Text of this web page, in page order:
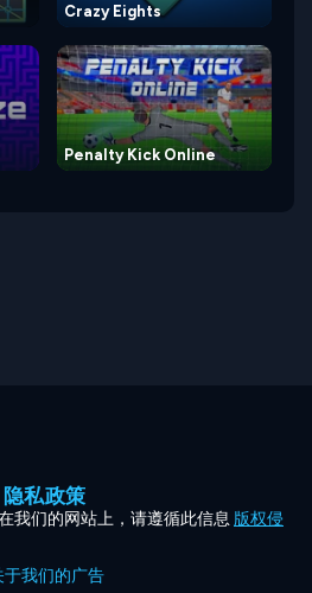
Crazy Eights
Penalty Kick Online
私政策
我们的网站上，请遵循此信息版权侵
于我们的广告